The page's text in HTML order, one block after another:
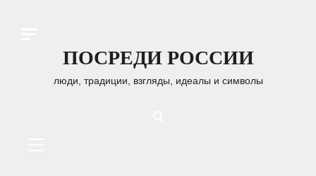
ПОСРЕДИ РОССИИ
люди, традиции, взгляды, идеалы и символы